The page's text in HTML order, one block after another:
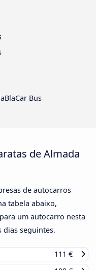
Bus
de Almada
de autocarros
tabela abaixo,
um autocarro nesta
dias seguintes.
111 €